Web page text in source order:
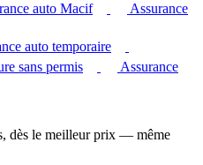
auto Macif
Assurance
auto temporaire
sans permis
Assurance
dès le meilleur prix — même